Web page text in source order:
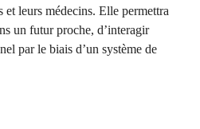
et leurs médecins. Elle permettra
un futur proche, d’interagir
par le biais d’un système de